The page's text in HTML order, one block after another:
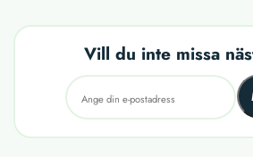
Vill du inte missa